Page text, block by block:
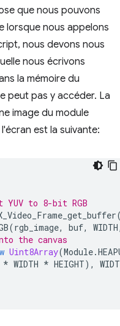
que nous pouvons
lorsque nous appelons
nous devons nous
nous écrivons
la mémoire du
peut pas y accéder. La
image du module
est la suivante:
to 8-bit RGB
(rgb_image, buf, WIDTH
the canvas
Uint8Array(Module.
* WIDTH * HEIGHT),